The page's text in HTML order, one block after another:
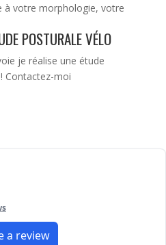
à votre morphologie, votre
POSTURALE VÉLO
je réalise une étude
Contactez-moi